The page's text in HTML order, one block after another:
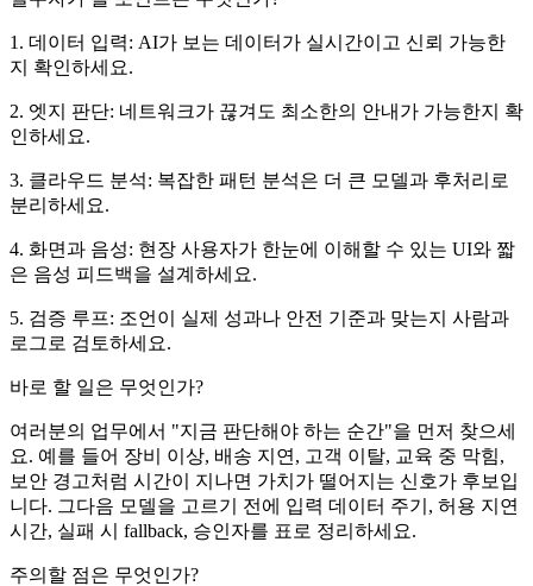
1. 데이터 입력: AI가 보는 데이터가 실시간이고 신뢰 가능한
지 확인하세요.
2. 엣지 판단: 네트워크가 끊겨도 최소한의 안내가 가능한지 확
인하세요.
3. 클라우드 분석: 복잡한 패턴 분석은 더 큰 모델과 후처리로
분리하세요.
4. 화면과 음성: 현장 사용자가 한눈에 이해할 수 있는 UI와 짧
은 음성 피드백을 설계하세요.
5. 검증 루프: 조언이 실제 성과나 안전 기준과 맞는지 사람과
로그로 검토하세요.
바로 할 일은 무엇인가?
여러분의 업무에서 "지금 판단해야 하는 순간"을 먼저 찾으세
요. 예를 들어 장비 이상, 배송 지연, 고객 이탈, 교육 중 막힘,
보안 경고처럼 시간이 지나면 가치가 떨어지는 신호가 후보입
니다. 그다음 모델을 고르기 전에 입력 데이터 주기, 허용 지연
시간, 실패 시 fallback, 승인자를 표로 정리하세요.
주의할 점은 무엇인가?